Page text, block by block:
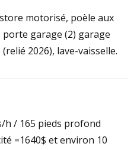
motorisé, poèle aux
porte garage (2) garage
2026), lave-vaisselle.
h / 165 pieds profond
=1640$ et environ 10